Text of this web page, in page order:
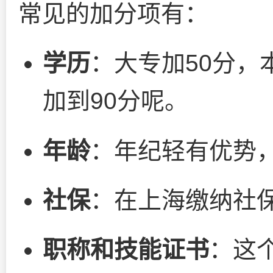
常见的加分项有：
学历：大专加50分，
加到90分呢。
年龄：年纪轻有优势
社保：在上海缴纳社
职称和技能证书：这